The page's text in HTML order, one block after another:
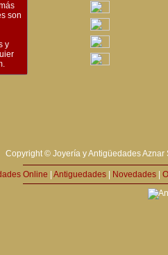
son
y
Copyright © Joyería y Antigüedades
Online Antiguedades Novedades